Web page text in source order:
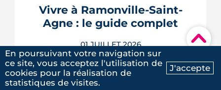
Ma recherche Contactez-nous
▾
immobiliers reste limité à court terme,
les banques ayant anticipé la décision,
mais une ...
LIRE L'ARTICLE
Vivre à Ramonville-Saint-
Agne : le guide complet
01 JUILLET 2026
MORGANE CAILLIÈRE
En poursuivant votre navigation sur
ce site, vous acceptez l'utilisation de
cookies pour la réalisation de
statistiques de visites.
J'accepte